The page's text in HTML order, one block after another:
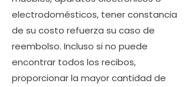
electrodomésticos, tener constancia
de su costo refuerza su caso de
reembolso. Incluso si no puede
encontrar todos los recibos,
proporcionar la mayor cantidad de